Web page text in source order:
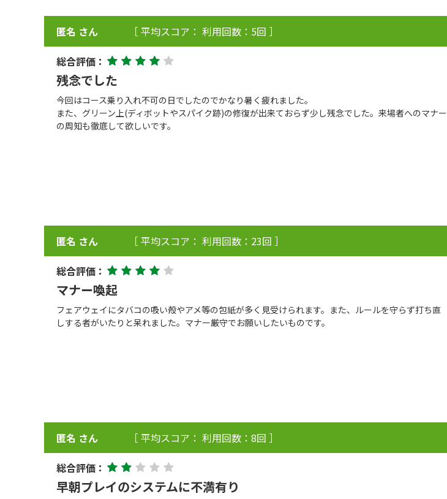
匿名 さん ［ 平均スコア： 利用回数：5回 ］
総合評価：
残念でした
今回はコース乗り入れ不可の日でしたのでかなり暑く疲れました。
また、グリーン上(ディボットやスパイク跡)の修復が出来ておらず少し残念でした。来場者へのマナー
の周知も徹底して欲しいです。
匿名 さん ［ 平均スコア： 利用回数：23回 ］
総合評価：
マナー喚起
フェアウェイにタバコの吸い殻やアメ等の包紙が多く見受けられます。また、ルールを守らず打ち直
しする者がいたりと呆れました。マナー厳守でお願いしたいものです。
匿名 さん ［ 平均スコア： 利用回数：8回 ］
総合評価：
早朝プレイのシステムに不満有り